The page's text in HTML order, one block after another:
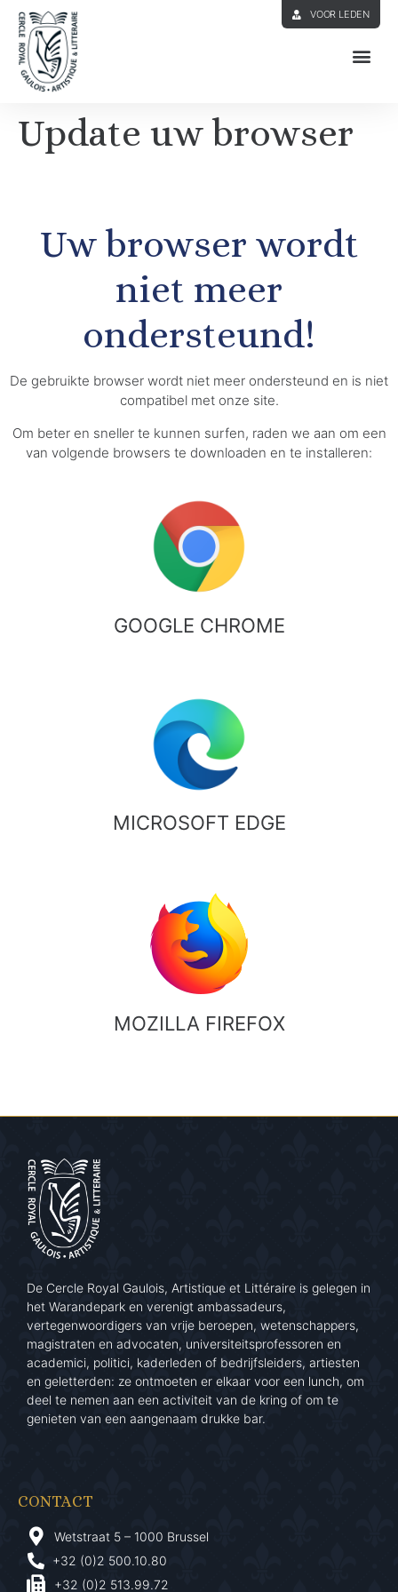
VOOR LEDEN
Update uw browser
Uw browser wordt
niet meer
ondersteund!
De gebruikte browser wordt niet meer ondersteund en is niet
compatibel met onze site.
Om beter en sneller te kunnen surfen, raden we aan om een
van volgende browsers te downloaden en te installeren:
GOOGLE CHROME
MICROSOFT EDGE
MOZILLA FIREFOX
De Cercle Royal Gaulois, Artistique et Littéraire is gelegen in
het Warandepark en verenigt ambassadeurs,
vertegenwoordigers van vrije beroepen, wetenschappers,
magistraten en advocaten, universiteitsprofessoren en
academici, politici, kaderleden of bedrijfsleiders, artiesten
en geletterden: ze ontmoeten er elkaar voor een lunch, om
deel te nemen aan een activiteit van de kring of om te
genieten van een aangenaam drukke bar.
CONTACT
Wetstraat 5 – 1000 Brussel
+32 (0)2 500.10.80
+32 (0)2 513.99.72